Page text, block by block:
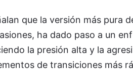
que la versión más pura
ha dado paso a un
la presión alta y la
de transiciones más